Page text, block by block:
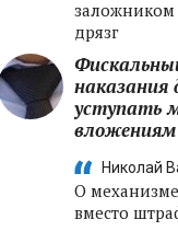
заложником
дрязг
наказания
уступать
вложениям
Николай
О
вместо